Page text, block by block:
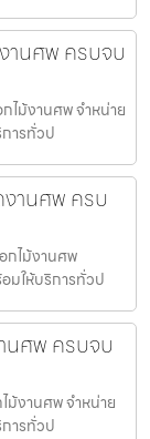
านศพ ครบจบ
ไม้งานศพ จำหน่าย
ารทั่วป
านศพ ครบ
กไม้งานศพ
มให้บริการทั่วป
นศพ ครบจบ
ม้งานศพ จำหน่าย
ารทั่วป